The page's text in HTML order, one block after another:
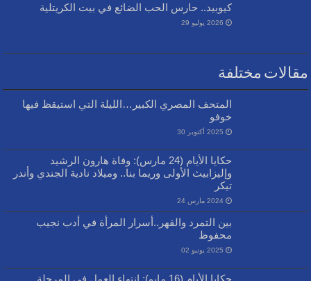
كيوبيد.. حارس الحب الضائع في بيت الكريتلية
2026 يوليو 29
مقالات مختلفة
المتحف المصري الكبير…الليلة التي استيقظ فيها
خوفو
2025 أكتوبر 30
حكايا الأيام (24 مارس): وفاة هارون الرشيد
وإليزابيث الأولى وريما بنا.. وميلاد نادية الجندي وأندر
تيكر
2024 مارس 24
بين التمرد والقهر..أسرار المرأة في أدب نجيب
محفوظ
2025 يونيو 02
حكايا الأيام (16 مايو): انتهاء العمل في المرحلة